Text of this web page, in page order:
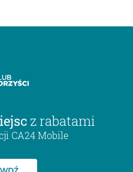
z rabatami
CA24 Mobile